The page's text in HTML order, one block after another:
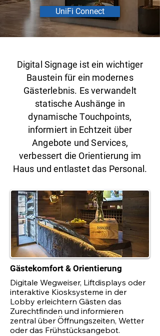
UniFi Connect
Digital Signage ist ein wichtiger
Baustein für ein modernes
Gästerlebnis. Es verwandelt
statische Aushänge in
dynamische Touchpoints,
informiert in Echtzeit über
Angebote und Services,
verbessert die Orientierung im
Haus und entlastet das Personal.
Gästekomfort & Orientierung
Digitale Wegweiser, Liftdisplays oder
interaktive Kiosksysteme in der
Lobby erleichtern Gästen das
Zurechtfinden und informieren
zentral über Öffnungszeiten, Wetter
oder das Frühstücksangebot.